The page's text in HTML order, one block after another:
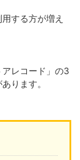
する方が増え
レコード」の3
ります。